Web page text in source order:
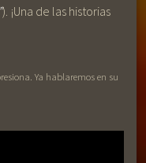
). ¡Una de las historias
Ya hablaremos en su